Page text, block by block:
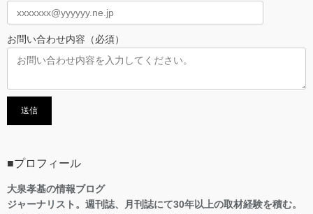
お問い合わせ内容（必須）
■プロフィール
大泉孝基の情報ブログ
ジャーナリスト。週刊誌、月刊誌にて30年以上の取材経験を積む。